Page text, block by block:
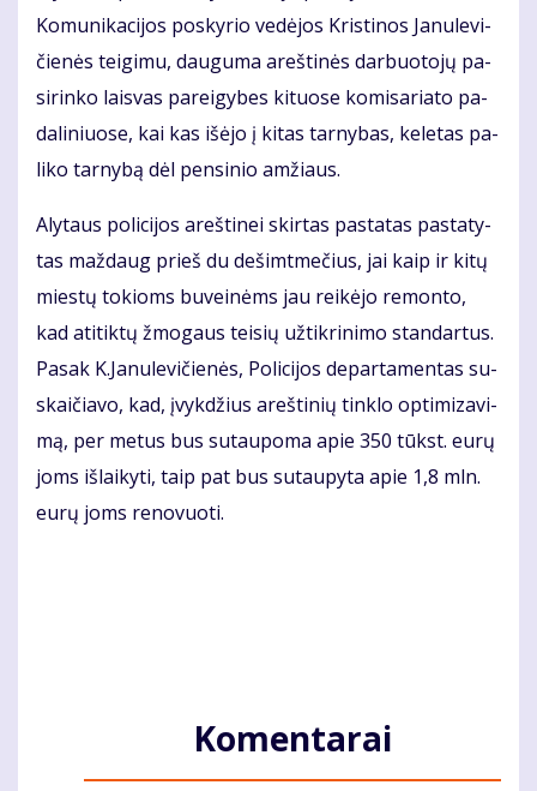
Ko­mu­ni­ka­ci­jos po­sky­rio ve­dė­jos Kris­ti­nos Ja­nu­le­vi­
čie­nės tei­gi­mu, dau­gu­ma areš­ti­nės dar­buo­to­jų pa­
si­rin­ko lais­vas pa­rei­gy­bes ki­tuo­se ko­mi­sa­ria­to pa­
da­li­niuo­se, kai kas iš­ėjo į ki­tas tar­ny­bas, ke­le­tas pa­
li­ko tar­ny­bą dėl pen­si­nio am­žiaus.
Aly­taus po­li­ci­jos areš­ti­nei skir­tas pa­sta­tas pa­sta­ty­
tas maž­daug prieš du de­šimt­me­čius, jai kaip ir ki­tų
mies­tų to­kioms bu­vei­nėms jau rei­kė­jo re­mon­to,
kad ati­tik­tų žmo­gaus tei­sių už­tik­ri­ni­mo stan­dar­tus.
Pa­sak K.Ja­nu­le­vi­čie­nės, Po­li­ci­jos de­par­ta­men­tas su­
skai­čia­vo, kad, įvyk­džius areš­ti­nių tin­klo op­ti­mi­za­vi­
mą, per me­tus bus su­tau­po­ma apie 350 tūkst. eu­rų
joms iš­lai­ky­ti, taip pat bus su­tau­py­ta apie 1,8 mln.
eu­rų joms re­no­vuo­ti.
Komentarai